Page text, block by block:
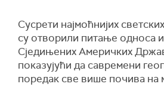
Сусрети најмоћнијих
су отворили питање односа
Сједињених Америчких
показујући да савремени
поредак све више почива на